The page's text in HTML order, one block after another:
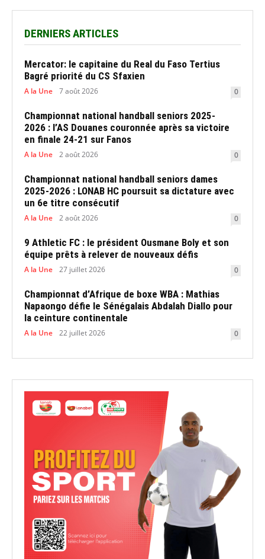
DERNIERS ARTICLES
Mercator: le capitaine du Real du Faso Tertius
Bagré priorité du CS Sfaxien
A la Une 7 août 2026 0
Championnat national handball seniors 2025-
2026 : l’AS Douanes couronnée après sa victoire
en finale 24-21 sur Fanos
A la Une 2 août 2026 0
Championnat national handball seniors dames
2025-2026 : LONAB HC poursuit sa dictature avec
un 6e titre consécutif
A la Une 2 août 2026 0
9 Athletic FC : le président Ousmane Boly et son
équipe prêts à relever de nouveaux défis
A la Une 27 juillet 2026 0
Championnat d’Afrique de boxe WBA : Mathias
Napaongo défie le Sénégalais Abdalah Diallo pour
la ceinture continentale
A la Une 22 juillet 2026 0